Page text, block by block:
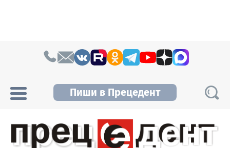
Пиши в Прецедент